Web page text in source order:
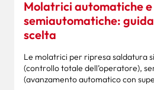
Molatrici automatiche e
semiautomatiche:
scelta
Le molatrici per ripresa saldatura
(controllo totale dell’operatore),
(avanzamento automatico con